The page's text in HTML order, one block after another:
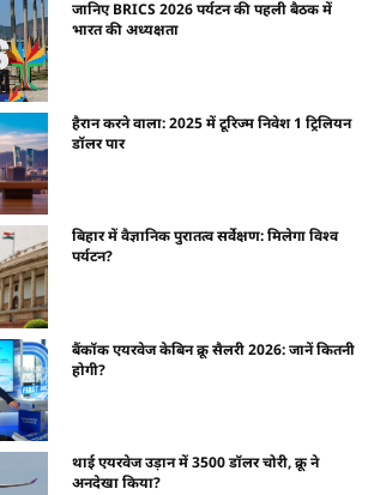
जानिए BRICS 2026 पर्यटन की पहली बैठक में
भारत की अध्यक्षता
हैरान करने वाला: 2025 में टूरिज्म निवेश 1 ट्रिलियन
डॉलर पार
बिहार में वैज्ञानिक पुरातत्व सर्वेक्षण: मिलेगा विश्व
पर्यटन?
बैंकॉक एयरवेज केबिन क्रू सैलरी 2026: जानें कितनी
होगी?
थाई एयरवेज उड़ान में 3500 डॉलर चोरी, क्रू ने
अनदेखा किया?